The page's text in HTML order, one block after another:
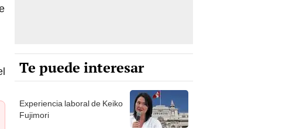
Te puede interesar
Fujimori